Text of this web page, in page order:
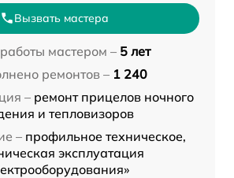
Вызвать мастера
мастером – 5 лет
ремонтов – 1 240
– ремонт прицелов ночного
и тепловизоров
– профильное техническое,
эксплуатация